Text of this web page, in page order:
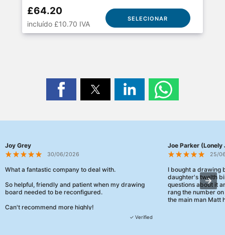
£64.20
incluído £10.70 IVA
SELECIONAR
Joy Grey
30/06/2026
What a fantastic company to deal with.
So helpful, friendly and patient when my drawing
board needed to be reconfigured.
Can't recommend more highly!
✓ Verified
Joe Parker (Lonely
25/
I bought a drawing
daughter's twelth
questions about it
rang the number
the main man Matt